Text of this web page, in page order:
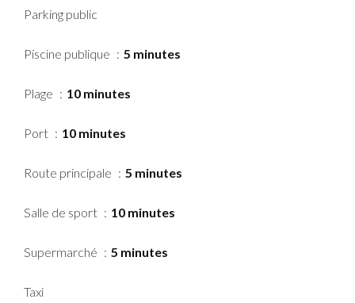
Parking public
Piscine publique 5 minutes
Plage 10 minutes
Port 10 minutes
Route principale 5 minutes
Salle de sport 10 minutes
Supermarché 5 minutes
Taxi